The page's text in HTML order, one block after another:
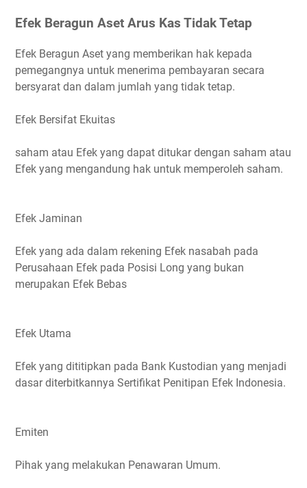
Efek Beragun Aset Arus Kas Tidak Tetap
Efek Beragun Aset yang memberikan hak kepada
pemegangnya untuk menerima pembayaran secara
bersyarat dan dalam jumlah yang tidak tetap.
Efek Bersifat Ekuitas
saham atau Efek yang dapat ditukar dengan saham atau
Efek yang mengandung hak untuk memperoleh saham.
Efek Jaminan
Efek yang ada dalam rekening Efek nasabah pada
Perusahaan Efek pada Posisi Long yang bukan
merupakan Efek Bebas
Efek Utama
Efek yang dititipkan pada Bank Kustodian yang menjadi
dasar diterbitkannya Sertifikat Penitipan Efek Indonesia.
Emiten
Pihak yang melakukan Penawaran Umum.